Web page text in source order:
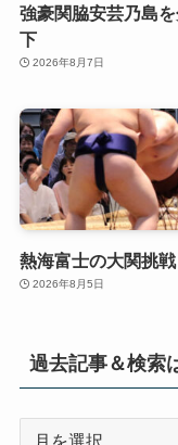
強豪関脇安芸乃島
下
2026年8月7日
熱海富士の大関挑戦
2026年8月5日
過去記事＆検索